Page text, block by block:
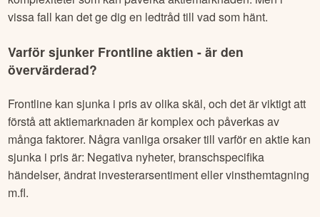
vissa fall kan det ge dig en ledtråd till vad som hänt.
Varför sjunker Frontline aktien - är den
övervärderad?
Frontline kan sjunka i pris av olika skäl, och det är viktigt att
förstå att aktiemarknaden är komplex och påverkas av
många faktorer. Några vanliga orsaker till varför en aktie kan
sjunka i pris är: Negativa nyheter, branschspecifika
händelser, ändrat investerarsentiment eller vinsthemtagning
m.fl.